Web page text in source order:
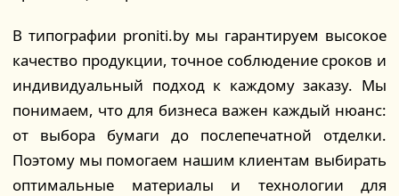
В типографии proniti.by мы гарантируем высокое
качество продукции, точное соблюдение сроков и
индивидуальный подход к каждому заказу. Мы
понимаем, что для бизнеса важен каждый нюанс:
от выбора бумаги до послепечатной отделки.
Поэтому мы помогаем нашим клиентам выбирать
оптимальные материалы и технологии для